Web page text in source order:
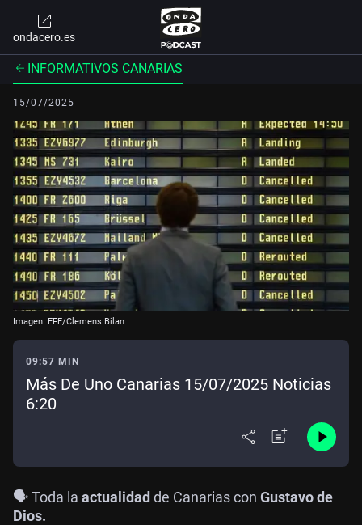
ondacero.es
INFORMATIVOS CANARIAS
15/07/2025
Imagen: EFE/Clemens Bilan
09:57 MIN
Más De Uno Canarias 15/07/2025 Noticias
6:20
🗣️ Toda la actualidad de Canarias con Gustavo de
Dios.